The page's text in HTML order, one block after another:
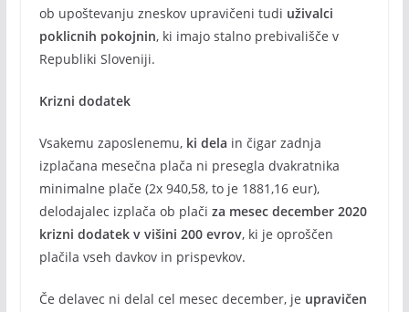
ob upoštevanju zneskov upravičeni tudi uživalci
poklicnih pokojnin, ki imajo stalno prebivališče v
Republiki Sloveniji.
Krizni dodatek
Vsakemu zaposlenemu,ki dela in čigar zadnja
izplačana mesečna plača ni presegla dvakratnika
minimalne plače (2x 940,58, to je 1881,16 eur),
delodajalec izplača ob plači za mesec december 2020
krizni dodatek v višini 200 evrov, ki je oproščen
plačila vseh davkov in prispevkov.
Če delavec ni delal cel mesec december, je upravičen